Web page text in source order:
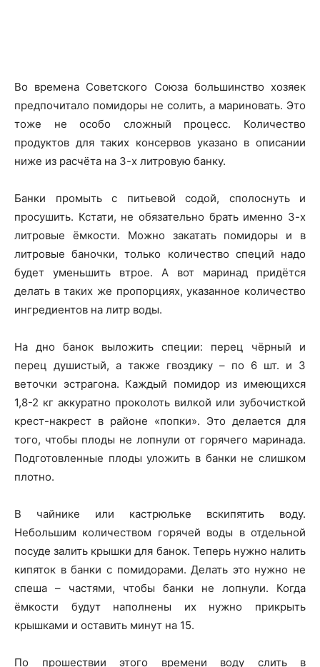
Во времена Советского Союза большинство хозяек
предпочитало помидоры не солить, а мариновать. Это
тоже не особо сложный процесс. Количество
продуктов для таких консервов указано в описании
ниже из расчёта на 3-х литровую банку.
Банки промыть с питьевой содой, сполоснуть и
просушить. Кстати, не обязательно брать именно 3-х
литровые ёмкости. Можно закатать помидоры и в
литровые баночки, только количество специй надо
будет уменьшить втрое. А вот маринад придётся
делать в таких же пропорциях, указанное количество
ингредиентов на литр воды.
На дно банок выложить специи: перец чёрный и
перец душистый, а также гвоздику – по 6 шт. и 3
веточки эстрагона. Каждый помидор из имеющихся
1,8-2 кг аккуратно проколоть вилкой или зубочисткой
крест-накрест в районе «попки». Это делается для
того, чтобы плоды не лопнули от горячего маринада.
Подготовленные плоды уложить в банки не слишком
плотно.
В чайнике или кастрюльке вскипятить воду.
Небольшим количеством горячей воды в отдельной
посуде залить крышки для банок. Теперь нужно налить
кипяток в банки с помидорами. Делать это нужно не
спеша – частями, чтобы банки не лопнули. Когда
ёмкости будут наполнены их нужно прикрыть
крышками и оставить минут на 15.
По прошествии этого времени воду слить в